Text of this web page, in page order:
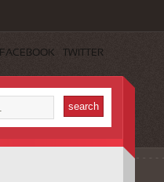
FACEBOOK TWITTER